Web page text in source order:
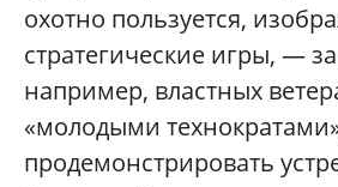
охотно пользуется,
стратегические игры, —
например, властных
«молодыми
продемонстрировать